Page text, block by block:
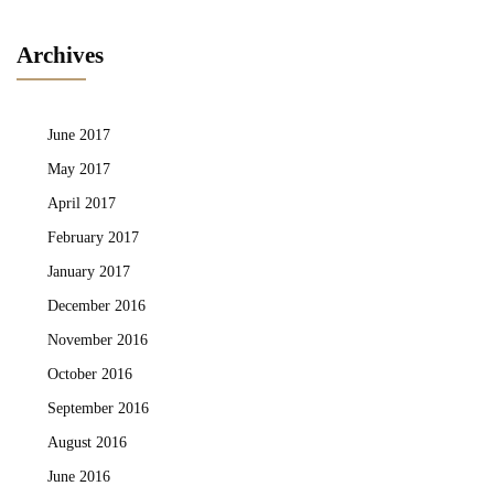
Archives
June 2017
May 2017
April 2017
February 2017
January 2017
December 2016
November 2016
October 2016
September 2016
August 2016
June 2016